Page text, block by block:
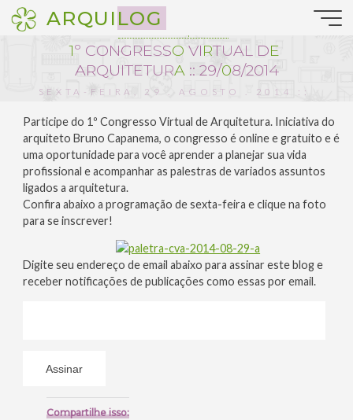
Pular
para
ARQUILOG
Notícias da Arquitetura
1º CONGRESSO VIRTUAL DE
ARQUITETURA :: 29/08/2014
SEXTA-FEIRA, 29 . AGOSTO . 2014 ::
Participe do 1º Congresso Virtual de Arquitetura. Iniciativa do
arquiteto Bruno Capanema, o congresso é online e gratuito e é
uma oportunidade para você aprender a planejar sua vida
profissional e acompanhar as palestras de variados assuntos
ligados a arquitetura.
Confira abaixo a programação de sexta-feira e clique na foto
para se inscrever!
Digite seu endereço de email abaixo para assinar este blog e
receber notificações de publicações como essas por email.
Compartilhe isso: